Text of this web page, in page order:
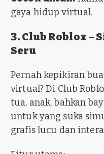
gaya hidup virtual.
3. Club Roblox –
Seru
Pernah kepikiran
virtual? Di Club
tua, anak, bahkan
untuk yang suka
grafis lucu dan